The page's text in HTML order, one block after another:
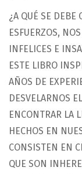
¿A QUÉ SE DEBE
ESFUERZOS,
INFELICES E
ESTE LIBRO
AÑOS DE
DESVELARNOS
ENCONTRAR LA
HECHOS EN
CONSISTEN EN
QUE SON